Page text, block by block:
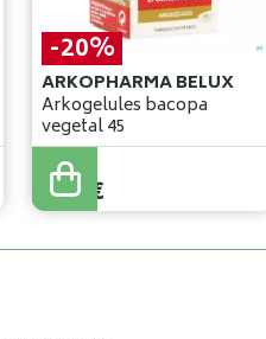
-20%
ARKOPHARMA BELUX
Arkogelules bacopa
vegetal 45
12,49
9,99 €